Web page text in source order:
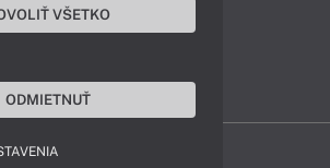
VŠETKO
ODMIETNUŤ